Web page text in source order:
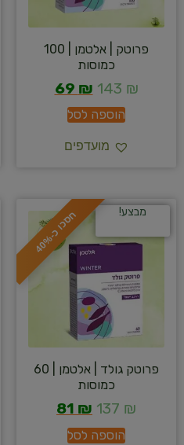
פרוטק | אלטמן | 100
כמוסות
143 ₪
69 ₪
הוספה לסל
מועדפים
ח
ס
כ
ו
כ
-
4
0
% מבצע!
פרוטק גולד | אלטמן | 60
כמוסות
137 ₪
81 ₪
הוספה לסל